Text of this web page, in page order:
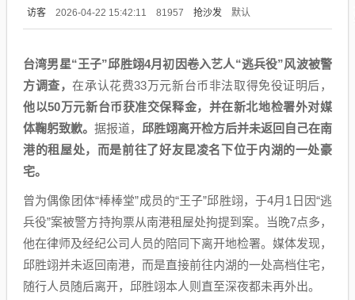
访客 2026-04-22 15:42:11 81957 抢沙发 默认
台湾男星“王子”邱胜翊4月初因卷入艺人“逃兵役”风波被警
方调查，在承认花费33万元新台币非法取得免役证明后，
他以50万元新台币获准交保释金，并在新北地检署外对媒
体鞠躬致歉。 据报道， 邱胜翊离开检方后并未返回自己在南
港的租屋处，而是前往了好友昆凌名下位于内湖的一处豪
宅。
曾为偶像团体“棒棒堂”成员的“王子”邱胜翊，于4月1日因“逃
兵役”案被警方持拘票从南港租屋处拘提到案。当晚7点多，
他在律师及经纪公司人员的陪同下离开地检署。媒体发现，
邱胜翊并未返回南港，而是直接前往内湖的一处高档住宅，
随行人员随后离开，邱胜翊本人则直至深夜都未再外出。